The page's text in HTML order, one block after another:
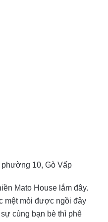
phường 10, Gò Vấp
Mato House lắm đây.
mệt mỏi được ngồi đây
cùng bạn bè thì phê